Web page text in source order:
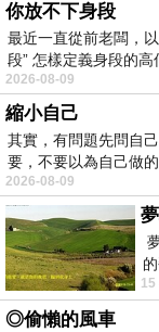
文昌廟隱身在台中
不到一踏入內，彷
^_^
你放不下身段
最近一直從前老闆，
段” 怎樣定義身段的
2026-08-09
縮小自己
其實，有問題先問自
要，不要以為自己做
2026-08-09
15
◎偷懶的風車